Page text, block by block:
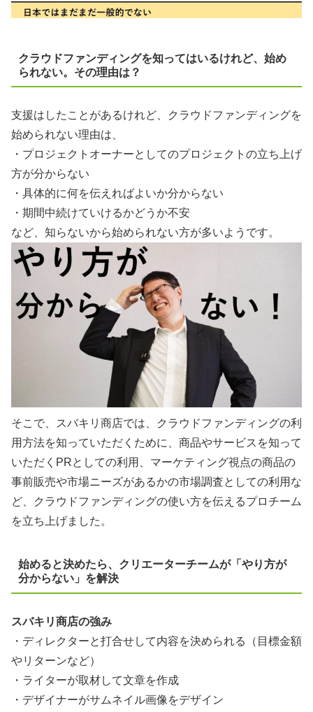
クラウドファンディングを知ってはいるけれど、始め
られない。その理由は？
支援はしたことがあるけれど、クラウドファンディングを
始められない理由は、
・プロジェクトオーナーとしてのプロジェクトの立ち上げ
方が分からない
・具体的に何を伝えればよいか分からない
・期間中続けていけるかどうか不安
など、知らないから始められない方が多いようです。
そこで、スバキリ商店では、クラウドファンディングの利
用方法を知っていただくために、商品やサービスを知って
いただくPRとしての利用、マーケティング視点の商品の
事前販売や市場ニーズがあるかの市場調査としての利用な
ど、クラウドファンディングの使い方を伝えるプロチーム
を立ち上げました。
始めると決めたら、クリエーターチームが「やり方が
分からない」を解決
スバキリ商店の強み
・ディレクターと打合せして内容を決められる（目標金額
やリターンなど）
・ライターが取材して文章を作成
・デザイナーがサムネイル画像をデザイン